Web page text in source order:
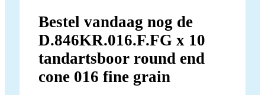
Bestel vandaag nog de
D.846KR.016.F.FG x 10
tandartsboor round end
cone 016 fine grain